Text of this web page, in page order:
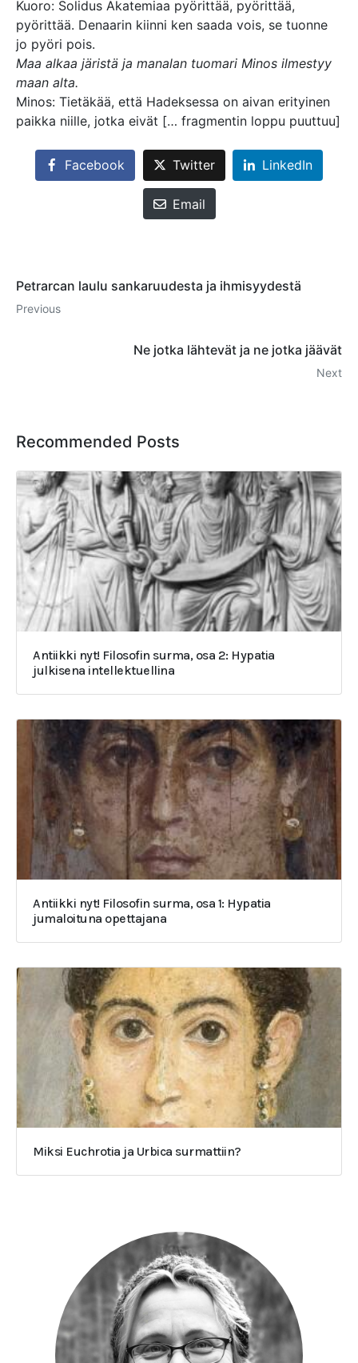
Kuoro: Solidus Akatemiaa pyörittää, pyörittää,
pyörittää. Denaarin kiinni ken saada vois, se tuonne
jo pyöri pois.
Maa alkaa järistä ja manalan tuomari Minos ilmestyy
maan alta.
Minos: Tietäkää, että Hadeksessa on aivan erityinen
paikka niille, jotka eivät [… fragmentin loppu puuttuu]
Facebook Twitter LinkedIn
Email
Petrarcan laulu sankaruudesta ja ihmisyydestä
Previous
Ne jotka lähtevät ja ne jotka jäävät
Next
Recommended Posts
Antiikki nyt! Filosofin surma, osa 2: Hypatia
julkisena intellektuellina
Antiikki nyt! Filosofin surma, osa 1: Hypatia
jumaloituna opettajana
Miksi Euchrotia ja Urbica surmattiin?